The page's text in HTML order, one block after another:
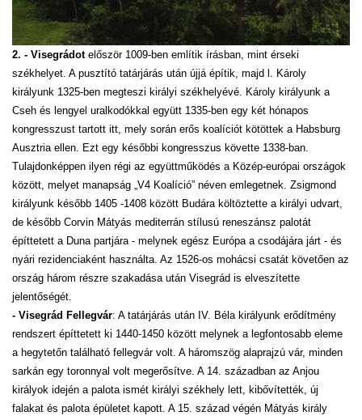
2. - Visegrádotelőször 1009-ben említik írásban, mint érseki
székhelyet. A pusztító tatárjárás után újjá építik, majd l. Károly
királyunk 1325-ben megteszi királyi székhelyévé. Károly királyunk a
Cseh és lengyel uralkodókkal együtt 1335-ben egy két hónapos
kongresszust tartott itt, mely során erős koalíciót kötöttek a Habsburg
Ausztria ellen. Ezt egy későbbi kongresszus követte 1338-ban.
Tulajdonképpen ilyen régi az együttműködés a Közép-európai országok
között, melyet manapság „V4 Koalíció” néven emlegetnek. Zsigmond
királyunk később 1405 -1408 között Budára költöztette a királyi udvart,
de később Corvin Mátyás mediterrán stílusú reneszánsz palotát
építtetett a Duna partjára - melynek egész Európa a csodájára járt - és
nyári rezidenciaként használta. Az 1526-os mohácsi csatát követően az
ország három részre szakadása után Visegrád is elveszítette
jelentőségét.
- Visegrád Fellegvár: A tatárjárás után IV. Béla királyunk erődítmény
rendszert építtetett ki 1440-1450 között melynek a legfontosabb eleme
a hegytetőn található fellegvár volt. A háromszög alaprajzú vár, minden
sarkán egy toronnyal volt megerősítve. A 14. században az Anjou
királyok idején a palota ismét királyi székhely lett, kibővítették, új
falakat és palota épületet kapott. A 15. század végén Mátyás király